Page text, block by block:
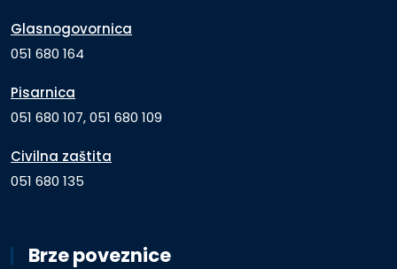
Glasnogovornica
051 680 164
Pisarnica
051 680 107, 051 680 109
Civilna zaštita
051 680 135
Brze poveznice